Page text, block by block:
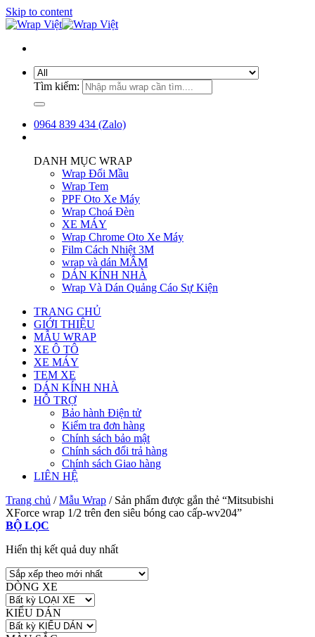
Skip to content
Tìm kiếm:
0964 839 434 (Zalo)
DANH MỤC WRAP
Wrap Đổi Mầu
Wrap Tem
PPF Oto Xe Máy
Wrap Choá Đèn
XE MÁY
Wrap Chrome Oto Xe Máy
Film Cách Nhiệt 3M
wrap và dán MÂM
DÁN KÍNH NHÀ
Wrap Và Dán Quảng Cáo Sự Kiện
TRANG CHỦ
GIỚI THIỆU
MẪU WRAP
XE Ô TÔ
XE MÁY
TEM XE
DÁN KÍNH NHÀ
HỖ TRỢ
Bảo hành Điện tử
Kiểm tra đơn hàng
Chính sách bảo mật
Chính sách đổi trả hàng
Chính sách Giao hàng
LIÊN HỆ
Trang chủ / Mẫu Wrap /Sản phẩm được gắn thẻ “Mitsubishi
XForce wrap 1/2 trên đen siêu bóng cao cấp-wv204”
BỘ LỌC
Hiển thị kết quả duy nhất
DÒNG XE
KIỂU DÁN